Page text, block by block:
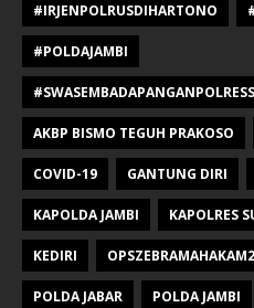
#IRJENPOLRUSDIHARTONO
#POLDAJAMBI
AKBP BISMO TEGUH PRAKOSO
COVID-19 GANTUNG DIRI
KAPOLDA JAMBI KAPOLRES
KEDIRI
POLDA JABAR POLDA JAMBI